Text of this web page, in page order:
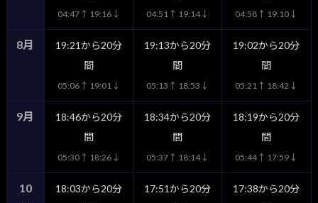
04:47↑ 19:16↓ 04:51↑ 19:14↓ 04:58↑ 19:10↓
8月
19:21から20分
間
05:06↑ 19:01↓
19:13から20分
間
05:13↑ 18:53↓
19:02から20分
間
05:21↑ 18:42↓
9月
18:46から20分
間
05:30↑ 18:26↓
18:34から20分
間
05:37↑ 18:14↓
18:19から20分
間
05:44↑ 17:59↓
10
18:03から20分
17:51から20分
17:38から20分